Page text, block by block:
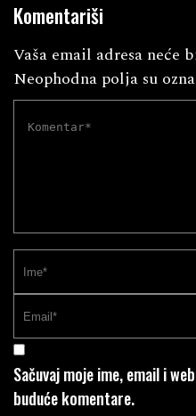
Komentariši
Vaša email adresa neće
Neophodna polja su
Sačuvaj moje ime, email i
buduće komentare.